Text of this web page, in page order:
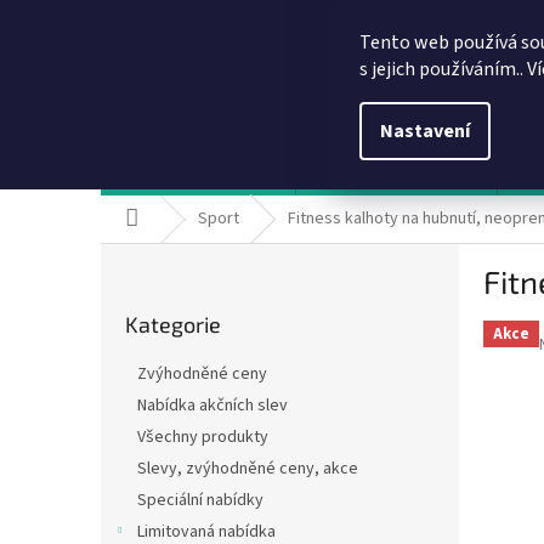
Tento web používá
s jejich používáním..
Nastavení
Domů Sport Fitness kalhoty na hubnutí,
kategorie
Kategorie
Zvýhodněné ceny
Nabídka akčních slev
Všechny produkty
Slevy, zvýhodněné ceny, akce
Speciální nabídky
Limitovaná nabídka
Akce